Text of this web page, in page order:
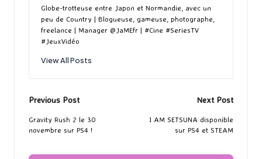
Globe-trotteuse entre Japon et Normandie, avec un
peu de Country | Blogueuse, gameuse, photographe,
freelance | Manager @JaMEfr | #Cine #SeriesTV
#JeuxVidéo
View All Posts
Post
navigation
Previous Post
Gravity Rush 2 le 30
novembre sur PS4 !
Next Post
I AM SETSUNA disponible
sur PS4 et STEAM